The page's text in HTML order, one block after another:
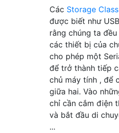
Các Storage
được biết như
rằng chúng ta
các thiết bị của
cho phép một
để trở thành tiếp
chủ máy tính , để
giữa hai. Vào
chỉ cần cắm điện
và bắt đầu di
...